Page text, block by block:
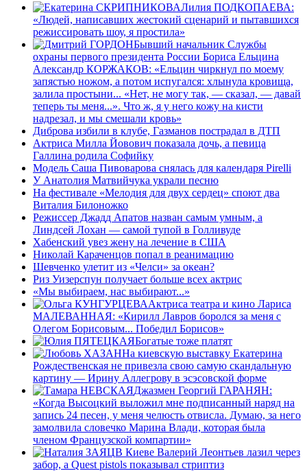
Лилия ПОДКОПАЕВА:
«Людей, написавших жестокий сценарий и пытавшихся
режиссировать шоу, я простила»
Бывший начальник Службы
охраны первого президента России Бориса Ельцина
Александр КОРЖАКОВ: «Ельцин чиркнул по моему
запястью ножом, а потом испугался: хлынула кровища,
залила простыни... «Нет, не могу так, — сказал, — давай
теперь ты меня...». Что ж, я у него кожу на кисти
надрезал, и мы смешали кровь»
Диброва избили в клубе, Газманов пострадал в ДТП
Актриса Милла Йовович показала дочь, а певица
Галлина родила Софийку
Модель Саша Пивоварова снялась для календаря Pirelli
У Анатолия Матвийчука украли песню
На фестивале «Мелодия для двух сердец» споют два
Виталия Билоножко
Режиссер Джадд Апатов назван самым умным, а
Линдсей Лохан — самой тупой в Голливуде
Хабенский увез жену на лечение в США
Николай Караченцов попал в реанимацию
Шевченко улетит из «Челси» за океан?
Риз Уизерспун получает больше всех актрис
«Мы выбираем, нас выбирают...»
Актриса театра и кино Лариса
МАЛЕВАННАЯ: «Кирилл Лавров боролся за меня с
Олегом Борисовым... Победил Борисов»
Богатые тоже платят
На киевскую выставку Екатерина
Рождественская не привезла свою самую скандальную
картину — Ирину Аллегрову в эсэсовской форме
Джазмен Георгий ГАРАНЯН:
«Когда Высоцкий выложил мне подписанный наряд на
запись 24 песен, у меня челюсть отвисла. Думаю, за него
замолвила словечко Марина Влади, которая была
членом Французской компартии»
В Киеве Валерий Леонтьев лазил через
забор, а Quest pistols показывал стриптиз